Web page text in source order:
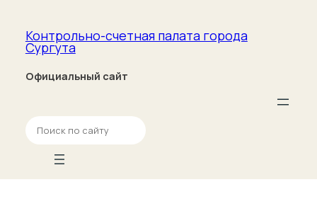
Контрольно-счетная палата­ города
Сургута
Официальный сайт
П
о